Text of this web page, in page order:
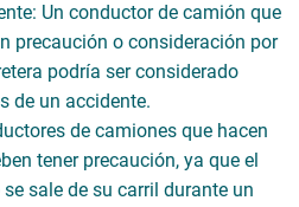
Un conductor de camión que
precaución o consideración por
podría ser considerado
de un accidente.
de camiones que hacen
tener precaución, ya que el
sale de su carril durante un